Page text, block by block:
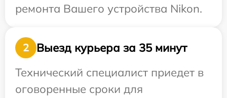
ремонта Вашего устройства Nikon.
2
Выезд курьера за 35 минут
Технический специалист приедет в
оговоренные сроки для